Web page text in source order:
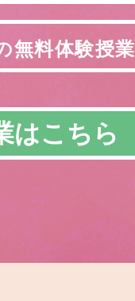
無料体験授
はこちら